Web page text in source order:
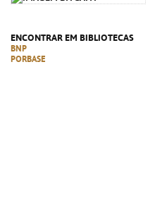
ENCONTRAR EM BIBLIOTECAS
BNP
PORBASE